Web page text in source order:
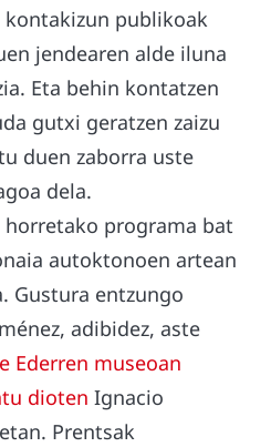
kontakizun publikoak
jendearen alde iluna
Eta behin kontatzen
gutxi geratzen zaizu
duen zaborra uste
dela.
programa bat
autoktonoen artean
Gustura entzungo
adibidez, aste
Ederren museoan
dioten Ignacio
Prentsak